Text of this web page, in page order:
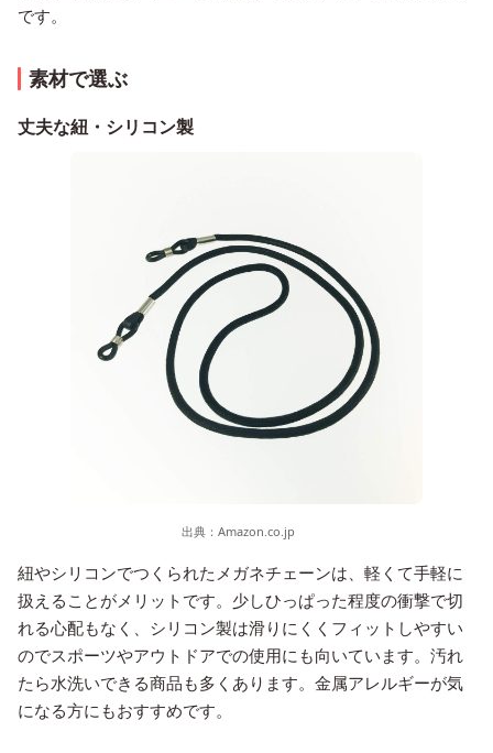
です。
素材で選ぶ
丈夫な紐・シリコン製
出典： Amazon.co.jp
紐やシリコンでつくられたメガネチェーンは、軽くて手軽に
扱えることがメリットです。少しひっぱった程度の衝撃で切
れる心配もなく、シリコン製は滑りにくくフィットしやすい
のでスポーツやアウトドアでの使用にも向いています。汚れ
たら水洗いできる商品も多くあります。金属アレルギーが気
になる方にもおすすめです。